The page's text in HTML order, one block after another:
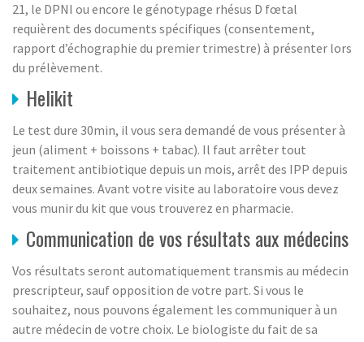
21, le DPNI ou encore le génotypage rhésus D fœtal
requièrent des documents spécifiques (consentement,
rapport d’échographie du premier trimestre) à présenter lors
du prélèvement.
Helikit
Le test dure 30min, il vous sera demandé de vous présenter à
jeun (aliment + boissons + tabac). Il faut arrêter tout
traitement antibiotique depuis un mois, arrêt des IPP depuis
deux semaines. Avant votre visite au laboratoire vous devez
vous munir du kit que vous trouverez en pharmacie.
Communication de vos résultats aux médecins
Vos résultats seront automatiquement transmis au médecin
prescripteur, sauf opposition de votre part. Si vous le
souhaitez, nous pouvons également les communiquer à un
autre médecin de votre choix. Le biologiste du fait de sa